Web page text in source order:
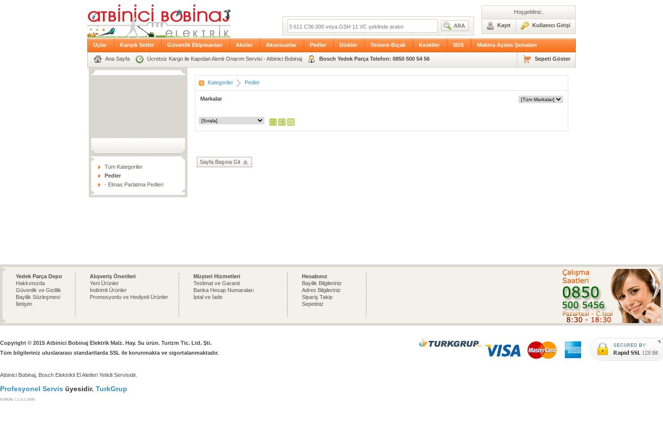
Hoşgeldiniz,
Kayıt Kullanıcı Girişi
Uçlar Karışık Setler Güvenlik Ekipmanları Aküler Aksesuarlar Pedler Diskler Testere-Bıçak Keskiler SDS Makina Açılım Şemaları
Ana Sayfa Ücretsiz Kargo ile Kapıdan Alımlı Onarım Servisi - Atbinici Bobinaj Bosch Yedek Parça Telefon: 0850 500 54 56 Sepeti Göster
Tüm Kategoriler
Pedler
- Elmas Parlatma Pedleri
Kategoriler Pedler
Markalar
Sayfa Başına Git
Yedek Parça Depo
Hakkımızda
Güvenlik ve Gizlilik
Bayilik Sözleşmesi
İletişim
Alışveriş Önerileri
Yeni Ürünler
İndirimli Ürünler
Promosyonlu ve Hediyeli Ürünler
Müşteri Hizmetleri
Teslimat ve Garanti
Banka Hesap Numaraları
İptal ve İade
Hesabınız
Bayilik Bilgileriniz
Adres Bilgileriniz
Sipariş Takip
Sepetiniz
Copyright © 2015 Atbinici Bobinaj Elektrik Malz. Hay. Su ürün. Turizm Tic. Ltd. Şti.
Tüm bilgileriniz uluslararası standartlarda SSL ile korunmakta ve sigortalanmaktadır.
Atbinici Bobinaj, Bosch Elektrikli El Aletleri Yetkili Servisidir.
Profesyonel Servis üyesidir. TurkGrup
SÜRÜM: 1.1.0.1 1000